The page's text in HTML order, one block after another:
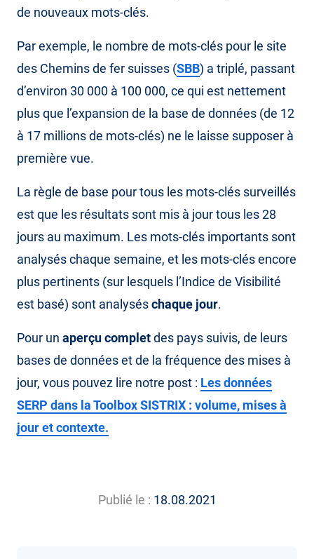
de nouveaux mots-clés.
Par exemple, le nombre de mots-clés pour le site
des Chemins de fer suisses (SBB) a triplé, passant
d’environ 30 000 à 100 000, ce qui est nettement
plus que l’expansion de la base de données (de 12
à 17 millions de mots-clés) ne le laisse supposer à
première vue.
La règle de base pour tous les mots-clés surveillés
est que les résultats sont mis à jour tous les 28
jours au maximum. Les mots-clés importants sont
analysés chaque semaine, et les mots-clés encore
plus pertinents (sur lesquels l’Indice de Visibilité
est basé) sont analyséschaque jour.
Pour un aperçu completdes pays suivis, de leurs
bases de données et de la fréquence des mises à
jour, vous pouvez lire notre post : Les données
SERP dans la Toolbox SISTRIX : volume, mises à
jour et contexte.
Publié le : 18.08.2021